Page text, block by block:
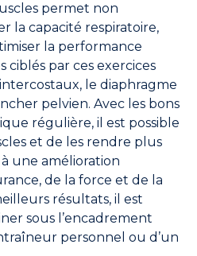
permet non
la capacité respiratoire,
la performance
ciblés par ces exercices
le diaphragme
pelvien. Avec les bons
régulière, il est possible
et de les rendre plus
une amélioration
de la force et de la
résultats, il est
sous l’encadrement
personnel ou d’un